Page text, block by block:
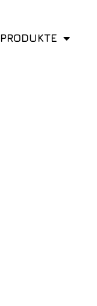
PRODUKTE